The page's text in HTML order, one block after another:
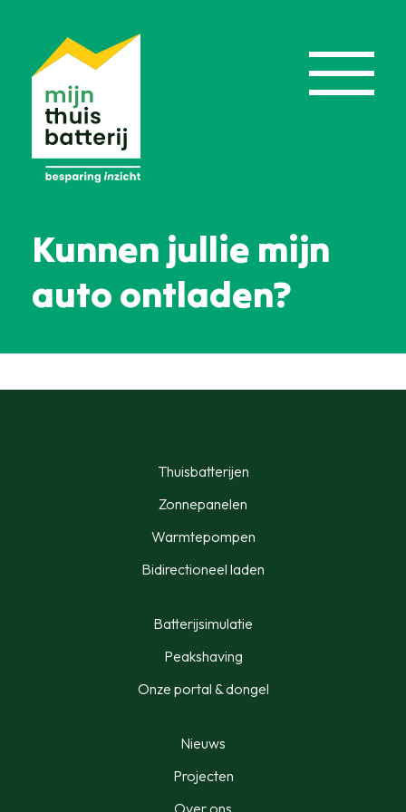
Kunnen jullie mijn
auto ontladen?
Thuisbatterijen
Zonnepanelen
Warmtepompen
Bidirectioneel laden
Batterijsimulatie
Peakshaving
Onze portal & dongel
Nieuws
Projecten
Over ons